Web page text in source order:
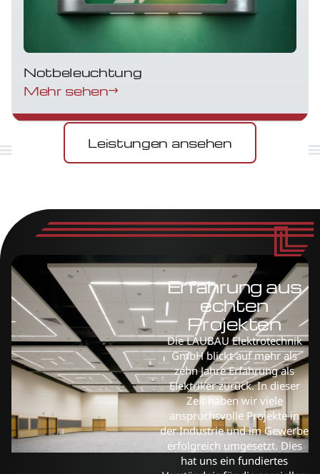
Notbeleuchtung
Mehr sehen
Leistungen ansehen
Erfahrung aus
echten
Projekten
Die LAUBAU Elektrotechnik
GmbH blickt auf mehr als
zehn Jahre Erfahrung als
Elektriker zurück. In dieser
Zeit haben wir viele
anspruchsvolle Projekte in
der Industrie und im Gewerbe
erfolgreich umgesetzt. Dies
hat uns ein fundiertes